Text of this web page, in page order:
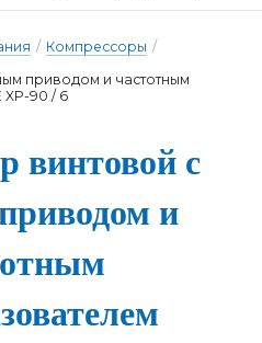
/ Компрессоры /
приводом и частотным
XP-90 / 6
вин­то­вой с
и